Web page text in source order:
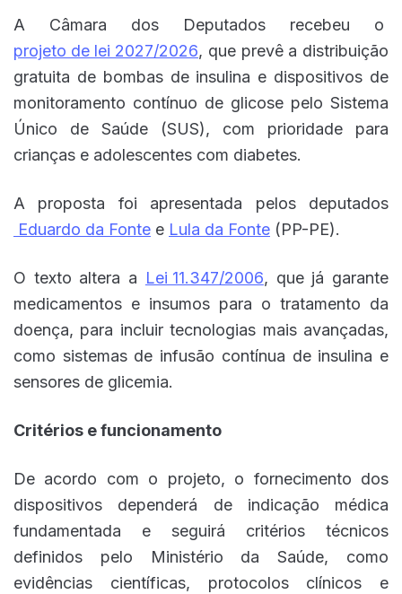
A Câmara dos Deputados recebeu o
projeto de lei 2027/2026, que prevê a distribuição
gratuita de bombas de insulina e dispositivos de
monitoramento contínuo de glicose pelo Sistema
Único de Saúde (SUS), com prioridade para
crianças e adolescentes com diabetes.
A proposta foi apresentada pelos deputados
Eduardo da Fonte e Lula da Fonte (PP-PE).
O texto altera a Lei 11.347/2006, que já garante
medicamentos e insumos para o tratamento da
doença, para incluir tecnologias mais avançadas,
como sistemas de infusão contínua de insulina e
sensores de glicemia.
Critérios e funcionamento
De acordo com o projeto, o fornecimento dos
dispositivos dependerá de indicação médica
fundamentada e seguirá critérios técnicos
definidos pelo Ministério da Saúde, como
evidências científicas, protocolos clínicos e